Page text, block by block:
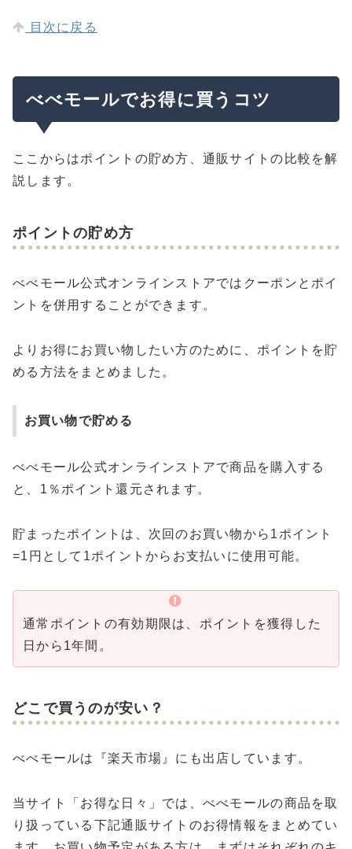
目次に戻る
べべモールでお得に買うコツ
ここからはポイントの貯め方、通販サイトの比較を解
説します。
ポイントの貯め方
べべモール公式オンラインストアではクーポンとポイ
ントを併用することができます。
よりお得にお買い物したい方のために、ポイントを貯
める方法をまとめました。
お買い物で貯める
べべモール公式オンラインストアで商品を購入する
と、1％ポイント還元されます。
貯まったポイントは、次回のお買い物から1ポイント
=1円として1ポイントからお支払いに使用可能。
通常ポイントの有効期限は、ポイントを獲得した
日から1年間。
どこで買うのが安い？
べべモールは『楽天市場』にも出店しています。
当サイト「お得な日々」では、べべモールの商品を取
り扱っている下記通販サイトのお得情報をまとめてい